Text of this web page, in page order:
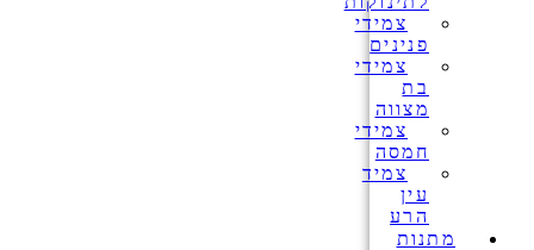
צמידי
פנינים
צמידי
בת
מצווה
צמידי
חמסה
צמיד
עין
הרע
מתנות